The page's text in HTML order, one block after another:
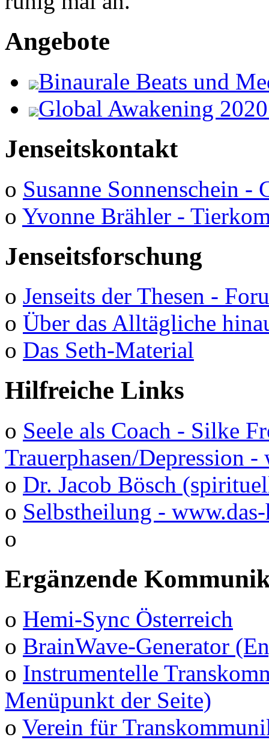
Angebote
Binaurale Beats und
Global Awakening
Jenseitskontakt
o Susanne Sonnenschein -
o Yvonne Brähler -
Jenseitsforschung
o Jenseits der Thesen -
o Über das Alltägliche
o Das Seth-Material
Hilfreiche Links
o Seele als Coach - Silke
Trauerphasen/Depression
o Dr. Jacob Bösch
o Selbstheilung -
o
Ergänzende
o Hemi-Sync Österreich
o BrainWave-Generator
o Instrumentelle
Menüpunkt der Seite)
o Verein für